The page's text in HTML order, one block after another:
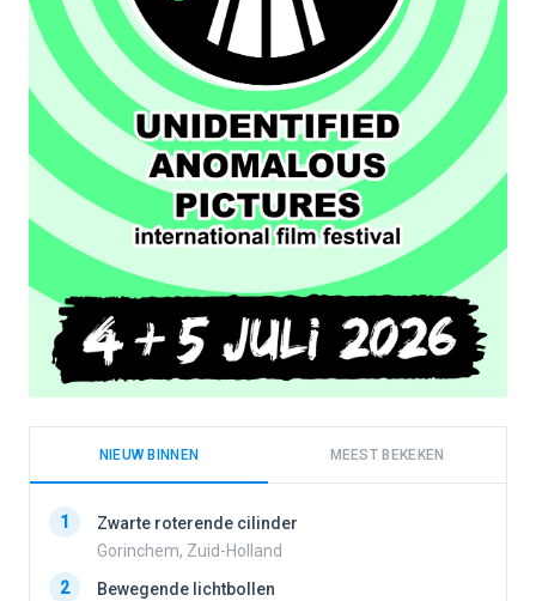
NIEUW BINNEN MEEST BEKEKEN
1
Zwarte roterende cilinder
Gorinchem, Zuid-Holland
2
Bewegende lichtbollen